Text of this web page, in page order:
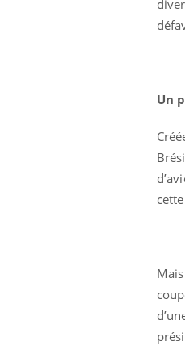
Un
Eczéma
expliquer
Il y a des
d'autres non !